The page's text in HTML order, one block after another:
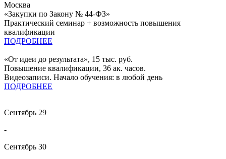
Москва
«Закупки по Закону № 44-ФЗ»
Практический семинар + возможность повышения
квалификации
ПОДРОБНЕЕ
«От идеи до результата», 15 тыс. руб.
Повышение квалификации, 36 ак. часов.
Видеозаписи. Начало обучения: в любой день
ПОДРОБНЕЕ
Сентябрь 29
-
Сентябрь 30